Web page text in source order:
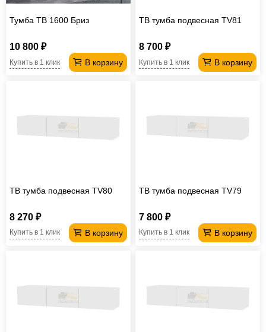
Тумба ТВ 1600 Бриз
10 800 ₽
В корзину
Купить в 1 клик
ТВ тумба подвесная TV81
8 700 ₽
В корзину
Купить в 1 клик
ТВ тумба подвесная TV80
8 270 ₽
В корзину
Купить в 1 клик
ТВ тумба подвесная TV79
7 800 ₽
В корзину
Купить в 1 клик